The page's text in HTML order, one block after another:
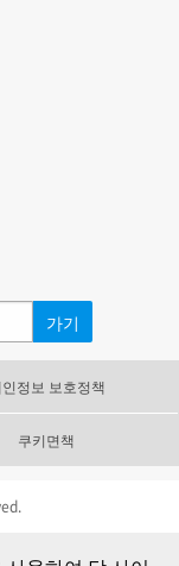
인정보 보호정책
쿠키면책